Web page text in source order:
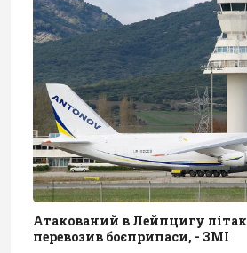
Атакований в Лейпцигу
перевозив боєприпаси, - ЗМІ